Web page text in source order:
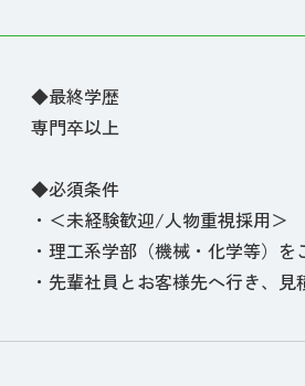
◆最終学歴
専門卒以上
◆必須条件
・＜未経験歓迎/人物重視採用＞
・理工系学部（機械・化学等）を
・先輩社員とお客様先へ行き、